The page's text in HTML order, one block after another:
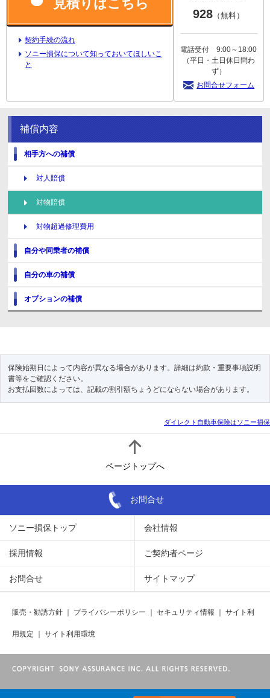
見積りはこちら
契約手続の流れ
ソニー損保について知っておいてほしいこ
と
928 （無料）
電話受付 9:00～18:00
（平日・土日休日問わ
ず）
お問合せフォーム
補償内容
相手方への補償
対人賠償
対物賠償
対物超過修理費用
自分や同乗者の補償
自分の車の補償
オプションの補償
保険始期日によって内容が異なる場合があります。詳細は約款・重要事項説明
書等をご確認ください。
お支払回数によっては、記載の割引額ちょうどにならない場合があります。
ダイレクト自動車保険はソニー損保
ページトップへ
お問合せ
ソニー損保トップ 会社情報
採用情報 ご契約者ページ
お問合せ サイトマップ
販売・勧誘方針 プライバシーポリシー セキュリティ情報 サイト利
用規定 サイト利用環境